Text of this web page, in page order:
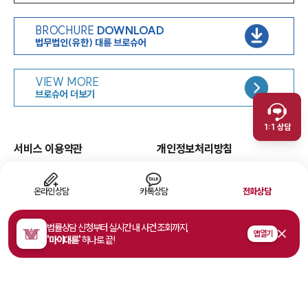
만화로 보는 사례
1:1 상담
BROCHURE DOWNLOAD
법무법인(유한) 대륜 브로슈어
VIEW MORE
브로슈어 더보기
서비스 이용약관
개인정보처리방침
이메일무단수집거부
웹 접근성
고객의 소리
주소서울특별시 영등포구 여의대로 108, 파크원타워1 35층
온라인상담 카톡상담 전화상담
법률상담 신청부터 실시간 내 사건 조회까지,
'마이대륜'하나로 끝!
앱 열기